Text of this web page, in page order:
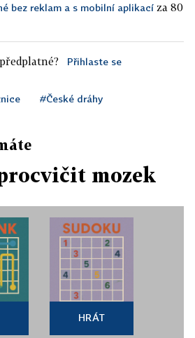
bez reklam a s mobilní aplikací za 80
Přihlaste se
#České dráhy
mozek
HRÁT